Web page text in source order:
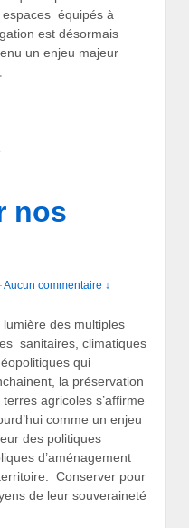
espaces équipés à
est désormais
un enjeu majeur
nos
Aucun commentaire ↓
lumière des multiples
sanitaires, climatiques
qui
la préservation
terres agricoles s’affirme
comme un enjeu
des politiques
d’aménagement
Conserver pour
de leur souveraineté